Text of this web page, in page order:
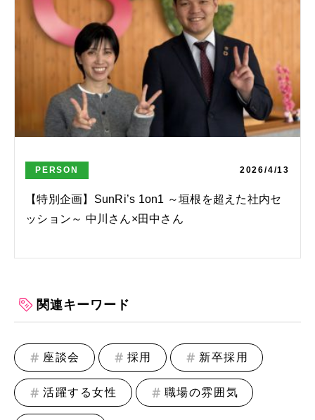
PERSON 2026/4/13
【特別企画】SunRi’s 1on1 ～垣根を超えた社内セ
ッション～ 中川さん×田中さん
関連キーワード
座談会 採用 新卒採用
活躍する女性 職場の雰囲気